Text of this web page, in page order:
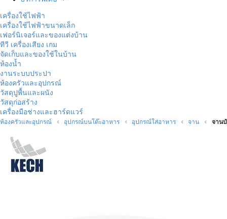
เครื่องใช้ไฟฟ้า
เครื่องใช้ไฟฟ้าขนาดเล็ก
เฟอร์นิเจอร์และของแต่งบ้าน
ทีวี เครื่องเสียง เกม
จัดเก็บและของใช้ในบ้าน
ห้องน้ำ
งานระบบประปา
ห้องครัวและอุปกรณ์
วัสดุปูพื้นและผนัง
วัสดุก่อสร้าง
เครื่องมือช่างและฮาร์ดแวร์
ห้องครัวและอุปกรณ์ อุปกรณ์บนโต๊ะอาหาร อุปกรณ์ใส่อาหาร จาน จานบั